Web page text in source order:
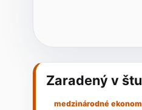
Zaradený v
medzinárodné